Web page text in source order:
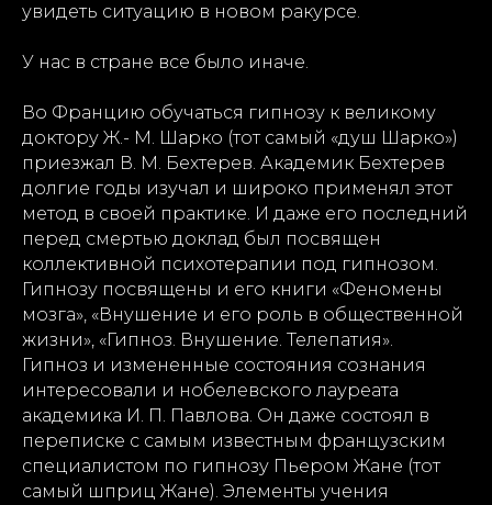
увидеть ситуацию в новом ракурсе.
У нас в стране все было иначе.
Во Францию обучаться гипнозу к великому
доктору Ж.- М. Шарко (тот самый «душ Шарко»)
приезжал В. М. Бехтерев. Академик Бехтерев
долгие годы изучал и широко применял этот
метод в своей практике. И даже его последний
перед смертью доклад был посвящен
коллективной психотерапии под гипнозом.
Гипнозу посвящены и его книги «Феномены
мозга», «Внушение и его роль в общественной
жизни», «Гипноз. Внушение. Телепатия».
Гипноз и измененные состояния сознания
интересовали и нобелевского лауреата
академика И. П. Павлова. Он даже состоял в
переписке с самым известным французским
специалистом по гипнозу Пьером Жане (тот
самый шприц Жане). Элементы учения